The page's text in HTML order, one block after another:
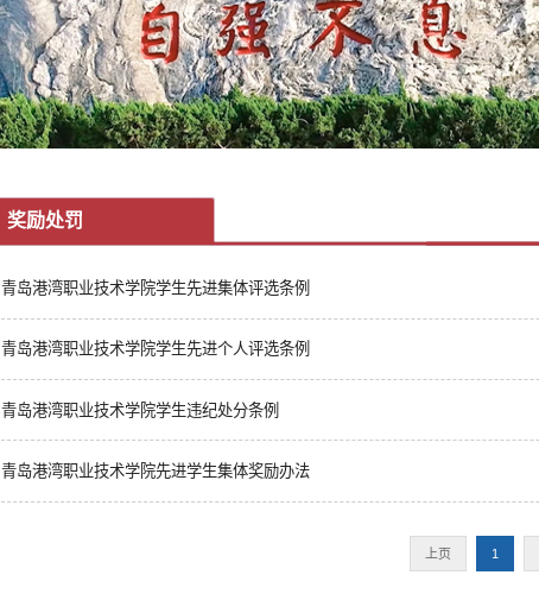
奖励处罚
青岛港湾职业技术学院学生先进集体评选条例
青岛港湾职业技术学院学生先进个人评选条例
青岛港湾职业技术学院学生违纪处分条例
青岛港湾职业技术学院先进学生集体奖励办法
上页 1